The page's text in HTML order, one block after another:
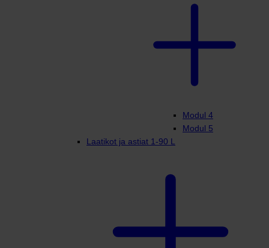
Modul 4
Modul 5
Laatikot ja astiat 1-90 L